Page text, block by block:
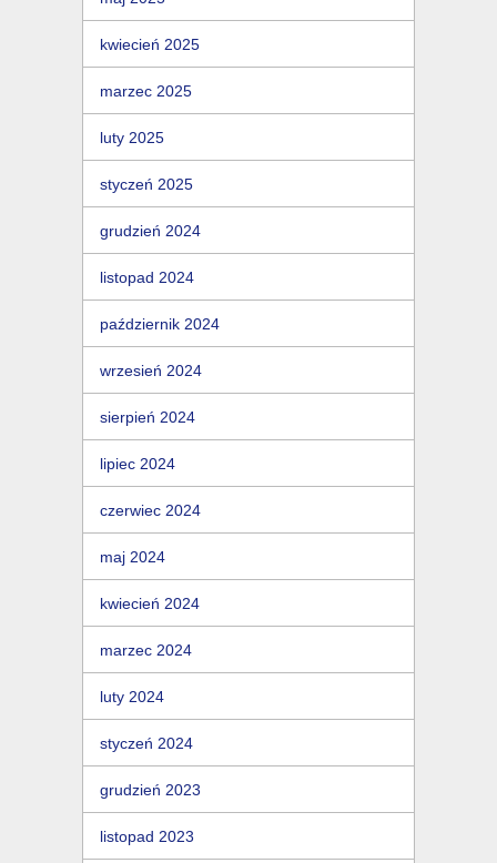
kwiecień 2025
marzec 2025
luty 2025
styczeń 2025
grudzień 2024
listopad 2024
październik 2024
wrzesień 2024
sierpień 2024
lipiec 2024
czerwiec 2024
maj 2024
kwiecień 2024
marzec 2024
luty 2024
styczeń 2024
grudzień 2023
listopad 2023